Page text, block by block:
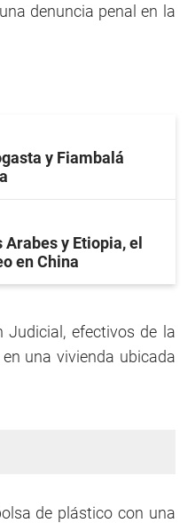
denuncia penal en la
y Fiambalá
y Etiopia, el
en China
Judicial, efectivos de la
una vivienda ubicada
de plástico con una